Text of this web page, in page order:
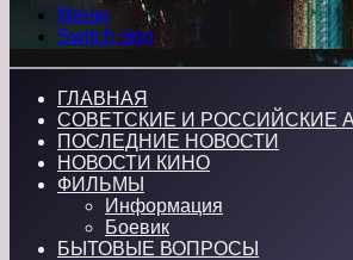
Меню
Switch skin
ГЛАВНАЯ
СОВЕТСКИЕ И РОССИЙСКИЕ
ПОСЛЕДНИЕ НОВОСТИ
НОВОСТИ КИНО
ФИЛЬМЫ
Информация
Боевик
БЫТОВЫЕ ВОПРОСЫ